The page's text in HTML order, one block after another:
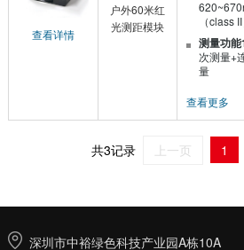
查看详情
户外60米红
光测距模块
（class II
测量功能
次测量+
量
查看更多
共3记录 上一页 1
深圳市中裕绿色科技产业园A栋10A